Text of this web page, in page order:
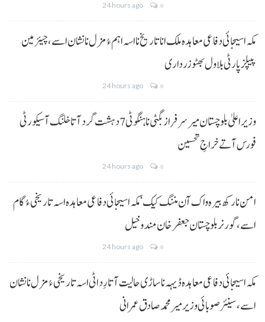
24 hours ago 0
مکہ اسیجائی دفاعی معاہدہ ملک انا تاریخ نا اسہ اہم ءُ مزل نا نشان اسے، چیئرمین
پیپلز پارٹی بلاول بھٹو زرداری
24 hours ago 0
وزیراعلیٰ بلوچستان میر سرفراز بگٹی نا ہنگو ٹی 7 دہشت گرد آتا خلنگ آ سیکورٹی
فورس آتے خراجِ تحسین
24 hours ago 0
امن نا رکھ بیرہ واک آن مننگ کیک‘ مکہ اسیجائی دفاعی معاہدہ اسہ تاریخی ءُ گام
اسے،گورنر بلوچستان جعفر خان مندوخیل
24 hours ago 0
مکہ اسیجائی دفاعی معاہدہ ڈیہہ نا ساڑی حالیت آتا رِد اٹی اسہ تاریخی ءُ مزل نا نشان
اسے،سینئر صوبائی وزیر میر محمد صادق عمرانی